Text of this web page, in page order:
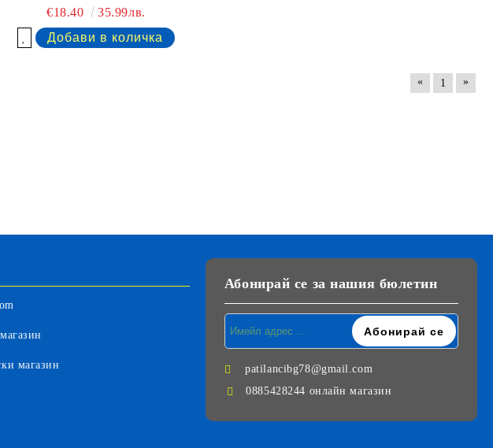
€18.40
35.99лв.
« 1 »
магазин
Абонирай се за нашия бюлетин
patilancibg78@gmail.com
0885428244 онлайн магазин